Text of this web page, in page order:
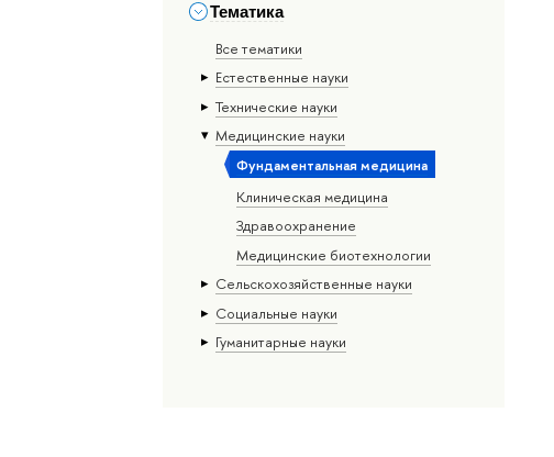
Тематика
Все тематики
Естественные науки
Тех­ничес­кие науки
Медицинские науки
Фундаментальная медицина
Клиническая медицина
Здравоохранение
Медицинские биотехнологии
Сельскохозяйственные науки
Социальные науки
Гуманитарные науки